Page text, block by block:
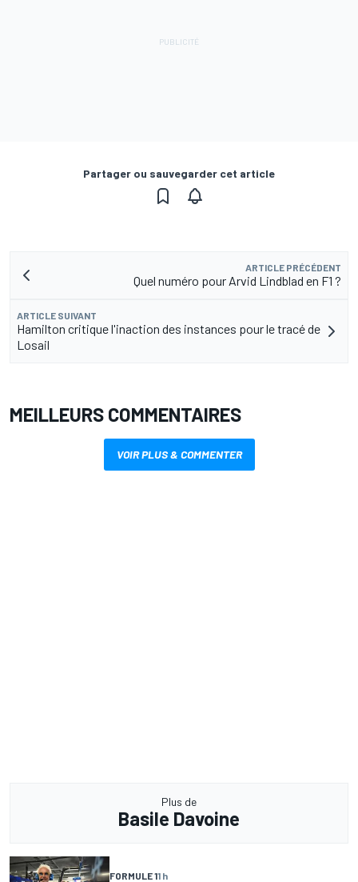
Partager ou sauvegarder cet article
ARTICLE PRÉCÉDENT
Quel numéro pour Arvid Lindblad en F1 ?
ARTICLE SUIVANT
Hamilton critique l'inaction des instances pour le tracé de
Losail
MEILLEURS COMMENTAIRES
VOIR PLUS & COMMENTER
Plus de
Basile Davoine
FORMULE 11 h